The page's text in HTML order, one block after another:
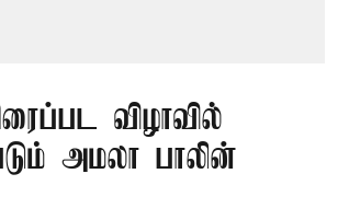
விழாவில்
அமலா பாலின்